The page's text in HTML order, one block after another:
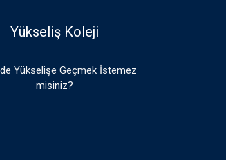
Yükseliş Koleji
Yükselişe Geçmek İstemez
misiniz?